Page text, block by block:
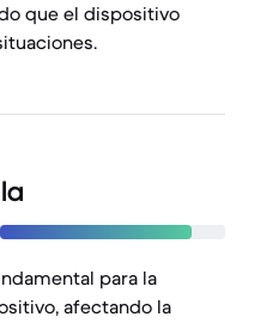
que el dispositivo
para la
afectando la